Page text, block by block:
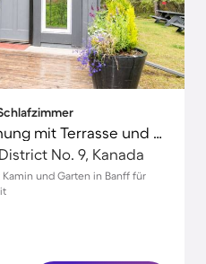
Charmante Ferienwohnung mit Terrasse und Garten | Naturblick | Perfekt für die Arbeit von Zuhause
No. 9, Kanada
und Garten in Banff für